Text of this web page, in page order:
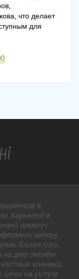
что делает
для
в
Харькова и
помогут
заявку
Более того,
на дом онлайн
клиники,
цены на услуги